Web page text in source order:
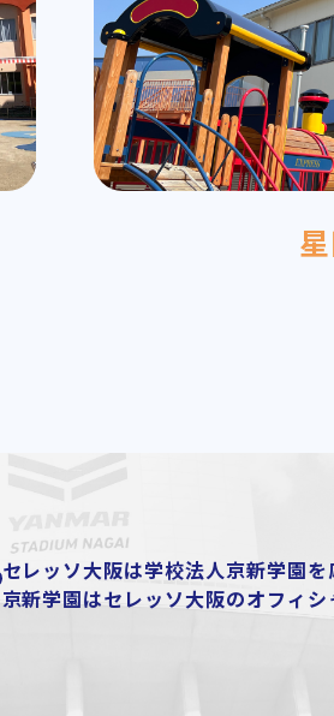
セレッソ大阪は学校法人京新学園
京新学園はセレッソ大阪のオフィ